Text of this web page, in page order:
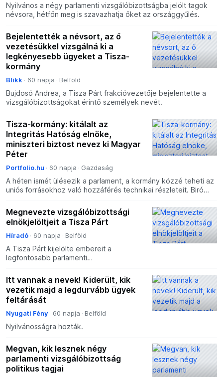
Nyilvános a négy parlamenti vizsgálóbizottságba jelölt tagok
névsora, hétfőn meg is szavazhatja őket az országgyűlés.
Bejelentették a névsort, az ő
vezetésükkel vizsgálná ki a
legkényesebb ügyeket a Tisza-
kormány
Blikk 60 napja Belföld
Bujdosó Andrea, a Tisza Párt frakcióvezetője bejelentette a
vizsgálóbizottságokat érintő személyek nevét.
Tisza-kormány: kitálalt az
Integritás Hatóság elnöke,
miniszteri biztost nevez ki Magyar
Péter
Portfolio.hu 60 napja Gazdaság
A héten ismét ülésezik a parlament, a kormány közzé teheti az
uniós forrásokhoz való hozzáférés technikai részleteit. Biró
Megnevezte vizsgálóbizottsági
elnökjelöltjeit a Tisza Párt
Híradó 60 napja Belföld
A Tisza Párt kijelölte embereit a
legfontosabb parlamenti
Itt vannak a nevek! Kiderült, kik
vezetik majd a legdurvább ügyek
feltárását
Nyugati Fény 60 napja Belföld
Nyilvánosságra hozták.
Megvan, kik lesznek négy
parlamenti vizsgálóbizottság
politikus tagjai